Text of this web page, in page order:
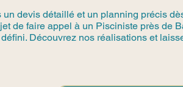
devis détaillé et un planning précis
de faire appel à un Pisciniste près de
Découvrez nos réalisations et